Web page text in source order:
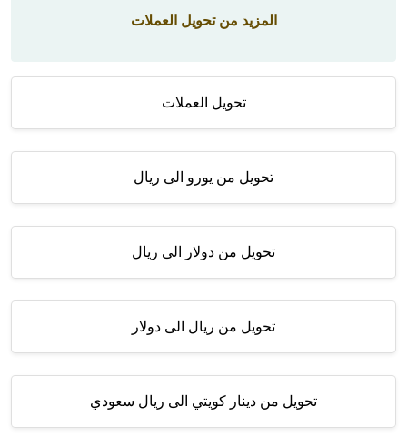
المزيد من تحويل العملات
تحويل العملات
تحويل من يورو الى ريال
تحويل من دولار الى ريال
تحويل من ريال الى دولار
تحويل من دينار كويتي الى ريال سعودي